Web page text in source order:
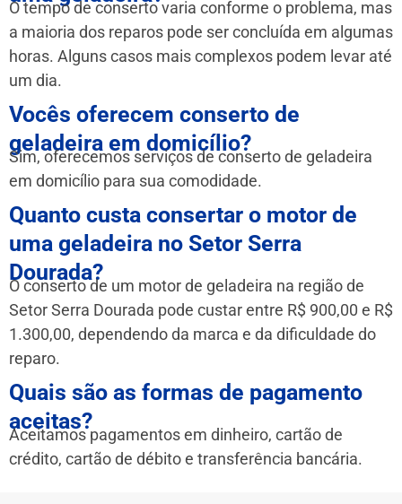
O tempo de conserto varia conforme o problema, mas
a maioria dos reparos pode ser concluída em algumas
horas. Alguns casos mais complexos podem levar até
um dia.
Vocês oferecem conserto de
geladeira em domicílio?
Sim, oferecemos serviços de conserto de geladeira
em domicílio para sua comodidade.
Quanto custa consertar o motor de
uma geladeira no Setor Serra
Dourada?
O conserto de um motor de geladeira na região de
Setor Serra Dourada pode custar entre R$ 900,00 e R$
1.300,00, dependendo da marca e da dificuldade do
reparo.
Quais são as formas de pagamento
aceitas?
Aceitamos pagamentos em dinheiro, cartão de
crédito, cartão de débito e transferência bancária.